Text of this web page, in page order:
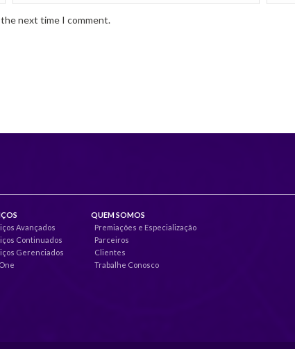
the next time I comment.
Avançados
Continuados
Gerenciados
QUEM SOMOS
Premiações e Especialização
Parceiros
Clientes
Trabalhe Conosco